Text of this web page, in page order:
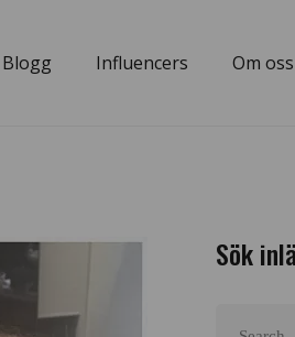
Blogg Influencers Om oss
Sök